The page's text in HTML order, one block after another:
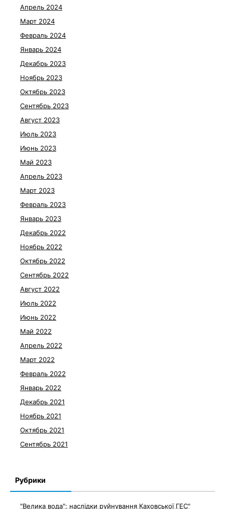
Апрель 2024
Март 2024
Февраль 2024
Январь 2024
Декабрь 2023
Ноябрь 2023
Октябрь 2023
Сентябрь 2023
Август 2023
Июль 2023
Июнь 2023
Май 2023
Апрель 2023
Март 2023
Февраль 2023
Январь 2023
Декабрь 2022
Ноябрь 2022
Октябрь 2022
Сентябрь 2022
Август 2022
Июль 2022
Июнь 2022
Май 2022
Апрель 2022
Март 2022
Февраль 2022
Январь 2022
Декабрь 2021
Ноябрь 2021
Октябрь 2021
Сентябрь 2021
Рубрики
"Велика вода": наслідки руйнування Каховської ГЕС"